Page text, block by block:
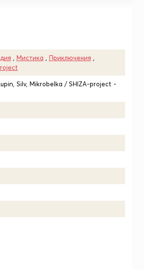
Мистика Приключения
Silv, Mikrobelka / SHIZA-project -